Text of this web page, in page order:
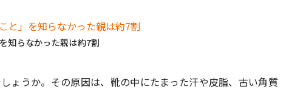
知らなかった親は約7割
ょうか。その原因は、靴の中にたまった汗や皮脂、古い角質